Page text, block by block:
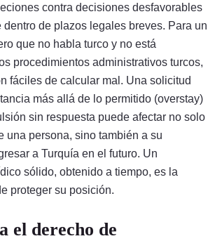
contra decisiones desfavorables
de plazos legales breves. Para un
que no habla turco y no está
procedimientos administrativos turcos,
fáciles de calcular mal. Una solicitud
más allá de lo permitido (overstay)
sin respuesta puede afectar no solo
una persona, sino también a su
a Turquía en el futuro. Un
sólido, obtenido a tiempo, es la
proteger su posición.
el derecho de